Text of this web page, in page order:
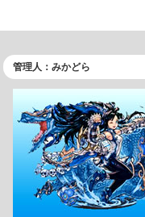
管理人：みかどら